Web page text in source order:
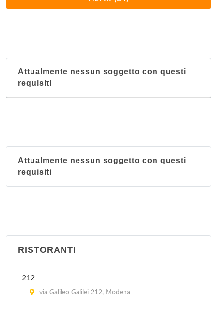
via Spaccini 24, Modena
Caffé del Corso
Da Enzo
Attualmente nessun soggetto con questi
requisiti
Attualmente nessun soggetto con questi
requisiti
RISTORANTI
212
via Galileo Galilei 212, Modena